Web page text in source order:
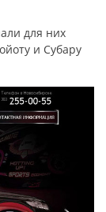
для них
и Субару